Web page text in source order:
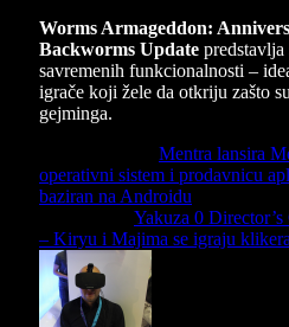
Worms Armageddon:
Backworms Update predstavlja
savremenih funkcionalnosti –
igrače koji žele da otkriju zašto
gejminga.
Mentra lansira
operativni sistem i prodavnicu
baziran na Androidu
Yakuza 0
– Kiryu i Majima se igraju